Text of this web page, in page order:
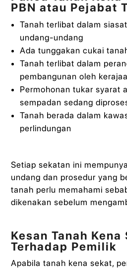
PBN atau Pejabat
Tanah terlibat dalam
undang-undang
Ada tunggakan cukai
Tanah terlibat dalam
pembangunan oleh
Permohonan tukar syarat
sempadan sedang
Tanah berada dalam
perlindungan
Setiap sekatan ini
undang dan prosedur yang
tanah perlu memahami
dikenakan sebelum
Kesan Tanah Kena
Terhadap Pemilik
Apabila tanah kena sekat,